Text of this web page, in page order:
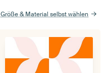
Größe & Material selbst wählen